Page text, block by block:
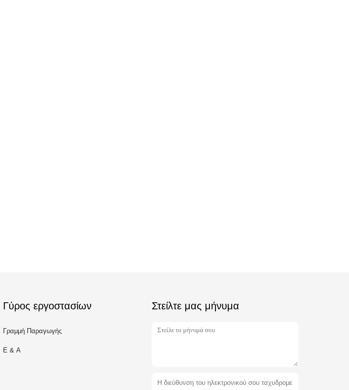
Γύρος εργοστασίων
Γραμμή Παραγωγής
Ε & Α
Στείλτε μας μήνυμα